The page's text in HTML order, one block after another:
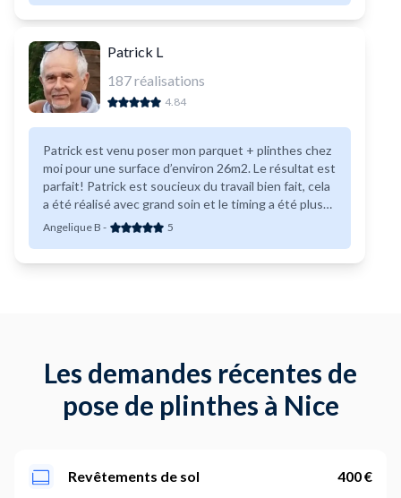
Patrick L
187réalisations
4.84
Patrick est venu poser mon parquet + plinthes chez
moi pour une surface d’environ 26m2. Le résultat est
parfait! Patrick est soucieux du travail bien fait, cela
a été réalisé avec grand soin et le timing a été plus
que respecté. Allez y les yeux fermés, je
Angelique B - 5
Les demandes récentes de
pose de plinthes à Nice
Revêtements de sol 400 €